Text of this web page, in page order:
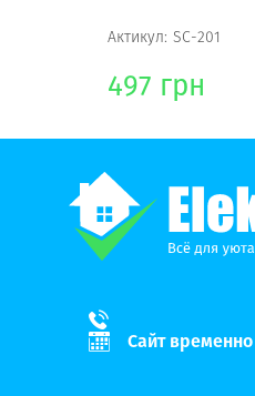
Актикул: SC-201
497 грн
Сайт